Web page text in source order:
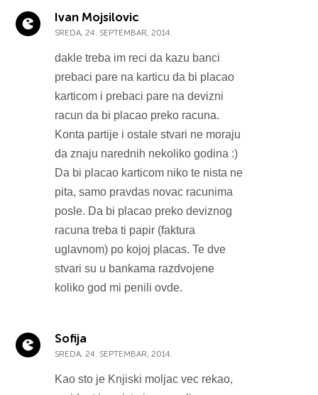
Ivan Mojsilovic
SREDA, 24. SEPTEMBAR, 2014.
dakle treba im reci da kazu banci
prebaci pare na karticu da bi placao
karticom i prebaci pare na devizni
racun da bi placao preko racuna.
Konta partije i ostale stvari ne moraju
da znaju narednih nekoliko godina :)
Da bi placao karticom niko te nista ne
pita, samo pravdas novac racunima
posle. Da bi placao preko deviznog
racuna treba ti papir (faktura
uglavnom) po kojoj placas. Te dve
stvari su u bankama razdvojene
koliko god mi penili ovde.
Sofija
SREDA, 24. SEPTEMBAR, 2014.
Kao sto je Knjiski moljac vec rekao,